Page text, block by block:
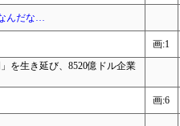
んだな…
画:1
を生き延び、8520億ドル企業
画:6